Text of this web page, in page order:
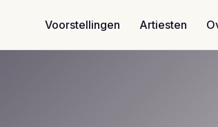
Voorstellingen
Artiesten